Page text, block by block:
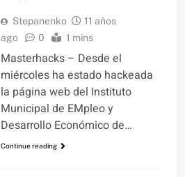
Stepanenko
11 años
ago
0 1 mins
Masterhacks – Desde el
miércoles ha estado hackeada
la página web del Instituto
Municipal de EMpleo y
Desarrollo Económico de…
Continue reading